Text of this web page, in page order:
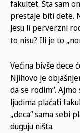
fakultet. Šta sam
prestaje biti dete.
Jesu li perverzni
to nisu? Ili je to
Većina bivše dece
Njihovo je
da se rodim“.
ljudima plaćati
„deca“ sama sebi
duguju ništa.